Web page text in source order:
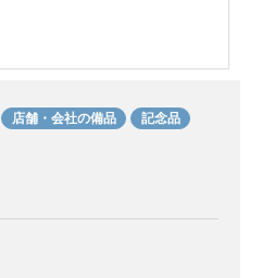
店舗・会社の備品 記念品